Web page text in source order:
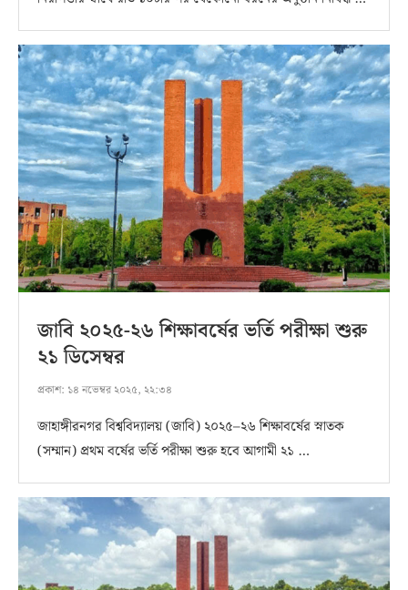
জাবি ২০২৫-২৬ শিক্ষাবর্ষের ভর্তি পরীক্ষা শুরু
২১ ডিসেম্বর
প্রকাশ: ১৪ নভেম্বর ২০২৫, ২২:৩৪
জাহাঙ্গীরনগর বিশ্ববিদ্যালয় (জাবি) ২০২৫–২৬ শিক্ষাবর্ষের স্নাতক
(সম্মান) প্রথম বর্ষের ভর্তি পরীক্ষা শুরু হবে আগামী ২১ …